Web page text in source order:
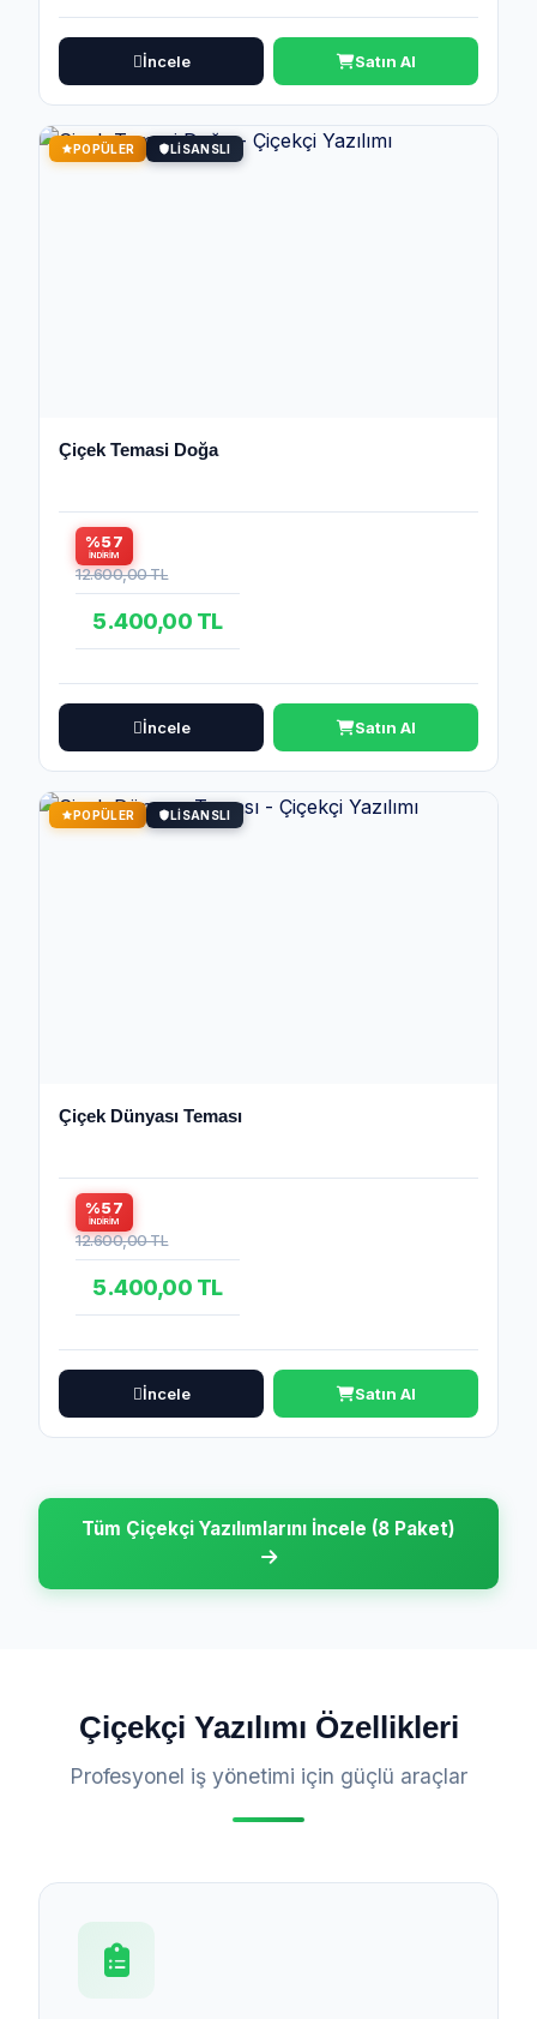
İncele Satın Al
POPÜLER LISANSLI
Çiçek Temasi Doğa
%57
İNDIRIM
12.600,00 TL
5.400,00 TL
İncele Satın Al
POPÜLER LISANSLI
Çiçek Dünyası Teması
%57
İNDIRIM
12.600,00 TL
5.400,00 TL
İncele Satın Al
Tüm Çiçekçi Yazılımlarını İncele (8 Paket)
Çiçekçi Yazılımı Özellikleri
Profesyonel iş yönetimi için güçlü araçlar